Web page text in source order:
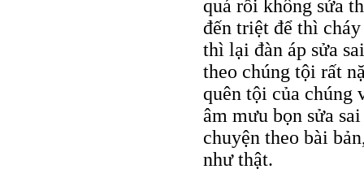
quá rồi không sửa
đến triệt để thì
thì lại đàn áp sửa
theo chúng tội rất
quên tội của chúng
âm mưu bọn sửa
chuyện theo bài
như thật.